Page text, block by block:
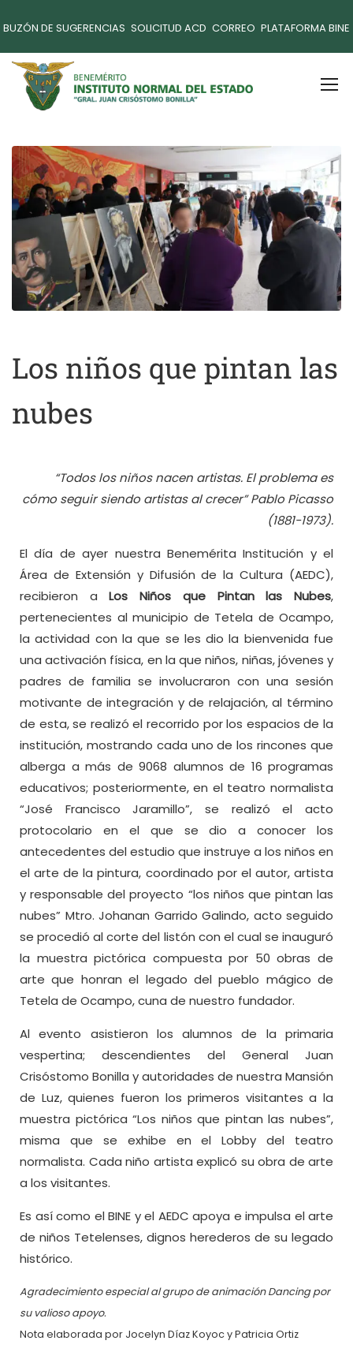
BUZÓN DE SUGERENCIAS SOLICITUD ACD CORREO PLATAFORMA BINE
Los niños que pintan las
nubes
“Todos los niños nacen artistas. El problema es
cómo seguir siendo artistas al crecer” Pablo Picasso
(1881-1973).
El día de ayer nuestra Benemérita Institución y el
Área de Extensión y Difusión de la Cultura (AEDC),
recibieron aLos Niños que Pintan las Nubes,
pertenecientes al municipio de Tetela de Ocampo,
la actividad con la que se les dio la bienvenida fue
una activación física, en la que niños, niñas, jóvenes y
padres de familia se involucraron con una sesión
motivante de integración y de relajación, al término
de esta, se realizó el recorrido por los espacios de la
institución, mostrando cada uno de los rincones que
alberga a más de 9068 alumnos de 16 programas
educativos; posteriormente, en el teatro normalista
“José Francisco Jaramillo”, se realizó el acto
protocolario en el que se dio a conocer los
antecedentes del estudio que instruye a los niños en
el arte de la pintura, coordinado por el autor, artista
y responsable del proyecto “los niños que pintan las
nubes” Mtro. Johanan Garrido Galindo, acto seguido
se procedió al corte del listón con el cual se inauguró
la muestra pictórica compuesta por 50 obras de
arte que honran el legado del pueblo mágico de
Tetela de Ocampo, cuna de nuestro fundador.
Al evento asistieron los alumnos de la primaria
vespertina; descendientes del General Juan
Crisóstomo Bonilla y autoridades de nuestra Mansión
de Luz, quienes fueron los primeros visitantes a la
muestra pictórica “Los niños que pintan las nubes”,
misma que se exhibe en el Lobby del teatro
normalista. Cada niño artista explicó su obra de arte
a los visitantes.
Es así como el BINE y el AEDC apoya e impulsa el arte
de niños Tetelenses, dignos herederos de su legado
histórico.
Agradecimiento especial al grupo de animación Dancing por
su valioso apoyo.
Nota elaborada por Jocelyn Díaz Koyoc y Patricia Ortiz